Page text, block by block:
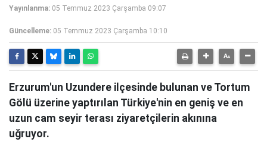
Yayınlanma: 05 Temmuz 2023 Çarşamba 09:07
Güncelleme: 05 Temmuz 2023 Çarşamba 10:10
Erzurum'un Uzundere ilçesinde bulunan ve Tortum
Gölü üzerine yaptırılan Türkiye'nin en geniş ve en
uzun cam seyir terası ziyaretçilerin akınına
uğruyor.